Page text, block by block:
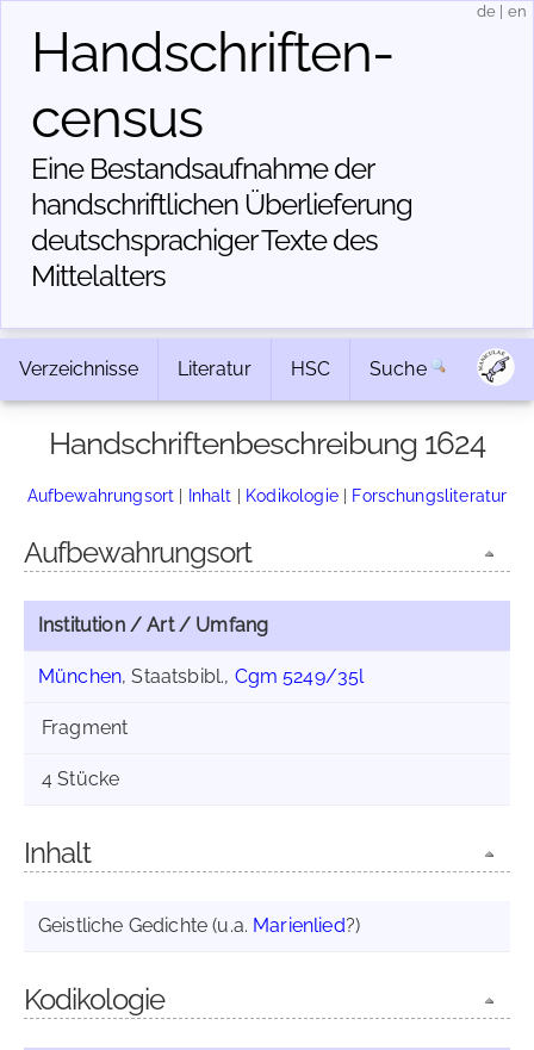
Handschriften­
census
Eine Bestandsaufnahme der
handschriftlichen Über­lieferung
deutschsprachiger Texte des
Mittelalters
de en
Verzeichnisse Literatur HSC Suche
Handschriftenbeschreibung 1624
Aufbewahrungsort | Inhalt | Kodikologie| Forschungsliteratur
Aufbewahrungsort
Institution / Art / Umfang
München, Staatsbibl., Cgm 5249/35l
Fragment
4 Stücke
Inhalt
Geistliche Gedichte (u.a. Marienlied?)
Kodikologie